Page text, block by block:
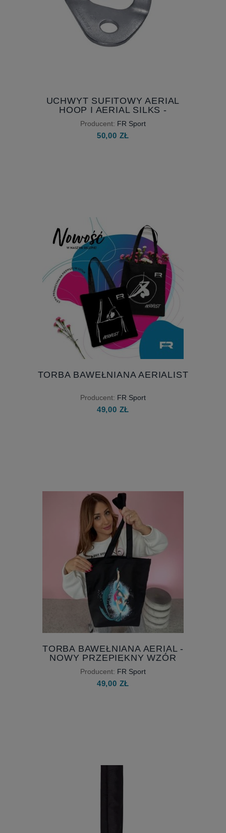
UCHWYT SUFITOWY AERIAL
HOOP I AERIAL SILKS -
CERTYFIKOWANY, PLAKIETKA
SIGNING ROCK - PUNKT
ASEKURACYJNY
Producent: FR Sport
50,00 ZŁ
TORBA BAWEŁNIANA AERIALIST
Producent: FR Sport
49,00 ZŁ
TORBA BAWEŁNIANA AERIAL -
NOWY PRZEPIĘKNY WZÓR
Producent: FR Sport
49,00 ZŁ